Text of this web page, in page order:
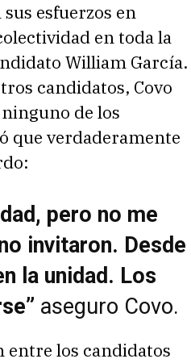
esfuerzos en
en toda la
William García.
candidatos, Covo
de los
que verdaderamente
pero no me
invitaron. Desde
la unidad. Los
aseguro Covo.
entre los candidatos